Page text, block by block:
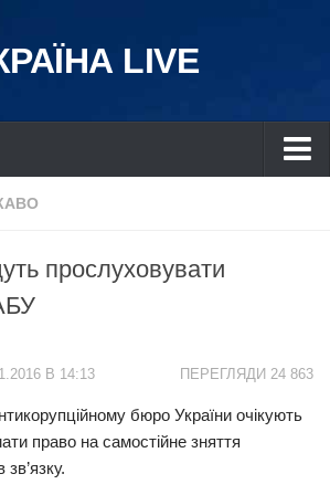
LIVE
прослуховувати
ПЕРЕГЛЯДИ 24 863
В 14:13
бюро України очікують
право на самостійне зняття
зв’язку.